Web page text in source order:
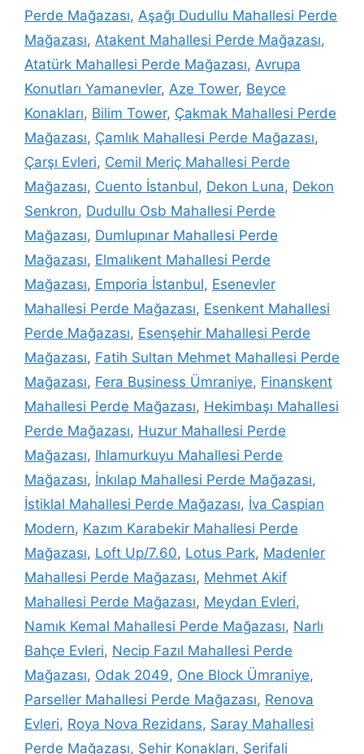
Perde Mağazası, Aşağı Dudullu Mahallesi Perde
Mağazası, Atakent Mahallesi Perde Mağazası,
Atatürk Mahallesi Perde Mağazası, Avrupa
Konutları Yamanevler, Aze Tower, Beyce
Konakları, Bilim Tower, Çakmak Mahallesi Perde
Mağazası, Çamlık Mahallesi Perde Mağazası,
Çarşı Evleri, Cemil Meriç Mahallesi Perde
Mağazası, Cuento İstanbul, Dekon Luna, Dekon
Senkron, Dudullu Osb Mahallesi Perde
Mağazası, Dumlupınar Mahallesi Perde
Mağazası, Elmalıkent Mahallesi Perde
Mağazası, Emporia İstanbul, Esenevler
Mahallesi Perde Mağazası, Esenkent Mahallesi
Perde Mağazası, Esenşehir Mahallesi Perde
Mağazası, Fatih Sultan Mehmet Mahallesi Perde
Mağazası, Fera Business Ümraniye, Finanskent
Mahallesi Perde Mağazası, Hekimbaşı Mahallesi
Perde Mağazası, Huzur Mahallesi Perde
Mağazası, Ihlamurkuyu Mahallesi Perde
Mağazası, İnkılap Mahallesi Perde Mağazası,
İstiklal Mahallesi Perde Mağazası, İva Caspian
Modern, Kazım Karabekir Mahallesi Perde
Mağazası, Loft Up/7.60, Lotus Park, Madenler
Mahallesi Perde Mağazası, Mehmet Akif
Mahallesi Perde Mağazası, Meydan Evleri,
Namık Kemal Mahallesi Perde Mağazası, Narlı
Bahçe Evleri, Necip Fazıl Mahallesi Perde
Mağazası, Odak 2049, One Block Ümraniye,
Parseller Mahallesi Perde Mağazası, Renova
Evleri, Roya Nova Rezidans, Saray Mahallesi
Perde Mağazası, Şehir Konakları, Şerifali